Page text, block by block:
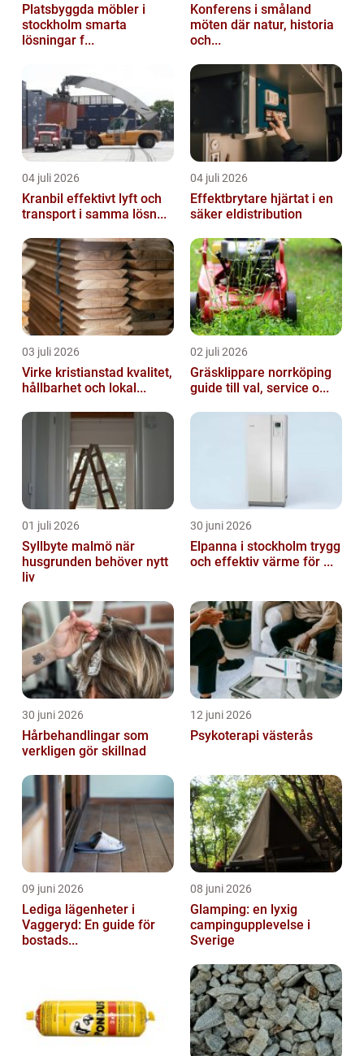
Platsbyggda möbler i
stockholm smarta
lösningar f...
Konferens i småland
möten där natur, historia
och...
04 juli 2026
Kranbil effektivt lyft och
transport i samma lösn...
04 juli 2026
Effektbrytare hjärtat i en
säker eldistribution
03 juli 2026
Virke kristianstad kvalitet,
hållbarhet och lokal...
02 juli 2026
Gräsklippare norrköping
guide till val, service o...
01 juli 2026
Syllbyte malmö när
husgrunden behöver nytt
liv
30 juni 2026
Elpanna i stockholm trygg
och effektiv värme för ...
30 juni 2026
Hårbehandlingar som
verkligen gör skillnad
12 juni 2026
Psykoterapi västerås
09 juni 2026
Lediga lägenheter i
Vaggeryd: En guide för
bostads...
08 juni 2026
Glamping: en lyxig
campingupplevelse i
Sverige